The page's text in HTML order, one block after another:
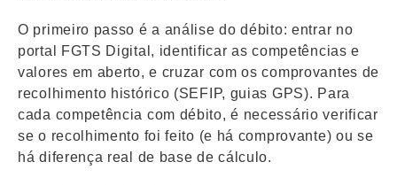
O primeiro passo é a análise do débito: entrar no
portal FGTS Digital, identificar as competências e
valores em aberto, e cruzar com os comprovantes de
recolhimento histórico (SEFIP, guias GPS). Para
cada competência com débito, é necessário verificar
se o recolhimento foi feito (e há comprovante) ou se
há diferença real de base de cálculo.